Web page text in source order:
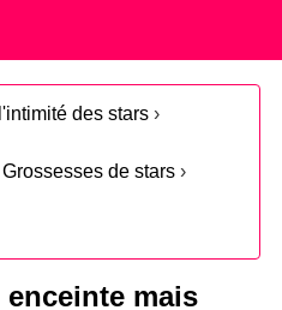
des stars ›
Grossesses de stars ›
mais